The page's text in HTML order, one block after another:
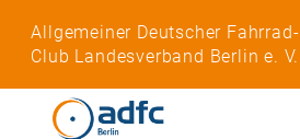
Allgemeiner Deutscher Fahrrad-
Club Landesverband Berlin e. V.